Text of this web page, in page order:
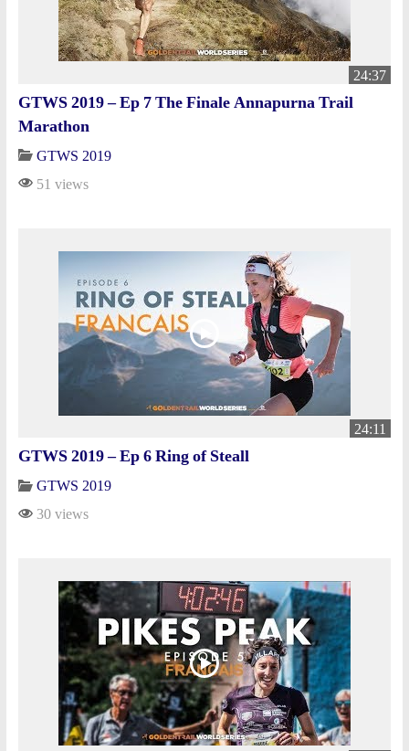
24:37
GTWS 2019 – Ep 7 The Finale Annapurna Trail
Marathon
GTWS 2019
51 views
24:11
GTWS 2019 – Ep 6 Ring of Steall
GTWS 2019
30 views